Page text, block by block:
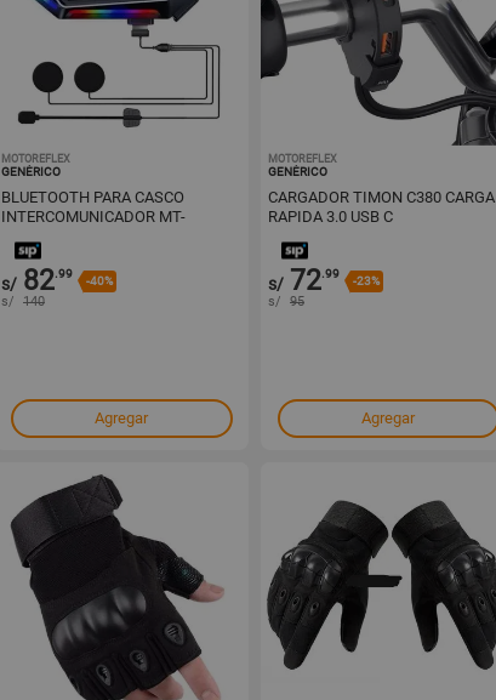
MOTOREFLEX
GENÉRICO
BLUETOOTH PARA CASCO
INTERCOMUNICADOR MT-
s/ 82.99
-40%
s/ 140
Agregar
MOTOREFLEX
GENÉRICO
CARGADOR TIMON C380 CARGA
RAPIDA 3.0 USB C
s/ 72.99
-23%
s/ 95
Agregar